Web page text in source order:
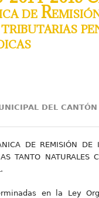
de
DEL CANTÓN
DE REMISIÓN DE
TANTO NATURALES
en la Ley